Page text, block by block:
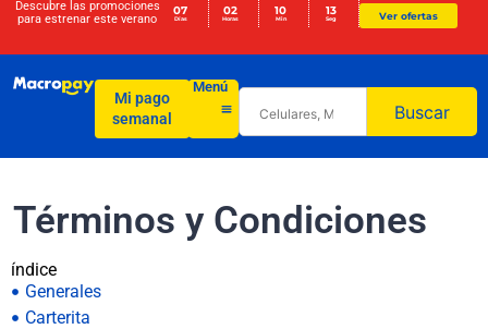
Descubre las promociones
para estrenar este verano
07
Días
02
Horas
10
Min
12
Seg Ver ofertas
Mi pago
semanal
Menú
Buscar
Términos y Condiciones
índice
Generales
Carterita